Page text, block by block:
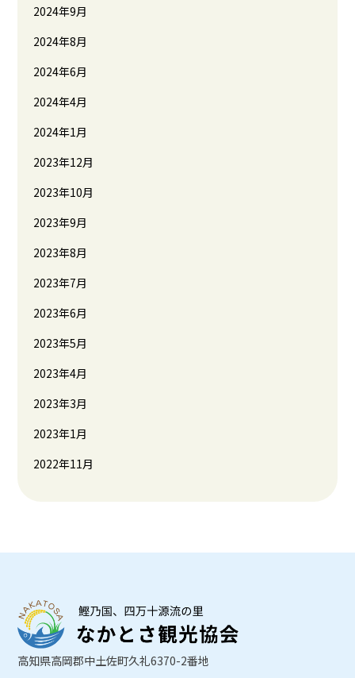
2024年9月
2024年8月
2024年6月
2024年4月
2024年1月
2023年12月
2023年10月
2023年9月
2023年8月
2023年7月
2023年6月
2023年5月
2023年4月
2023年3月
2023年1月
2022年11月
高知県高岡郡中土佐町久礼6370-2番地